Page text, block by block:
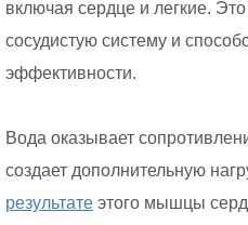
включая сердце и легкие.
сосудистую систему и
эффективности.
Вода оказывает
создает дополнительную
результате этого мышцы